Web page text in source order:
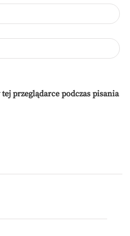
przeglądarce podczas pisania